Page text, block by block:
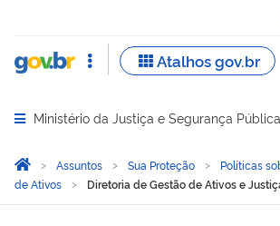
Abrir menu principal de navegação
Ministério da Justiça e Segurança Pública
Você está aqui:
Página Inicial
Assuntos Sua Proteção
Políticas
de Ativos
Diretoria de Gestão de Ativos e